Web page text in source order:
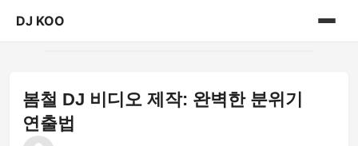
DJ KOO
videos
봄철 DJ 비디오 제작: 완벽한 분위기
연출법